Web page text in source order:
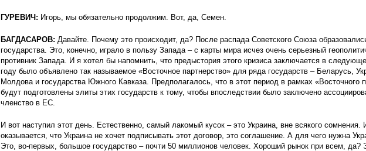
ГУРЕВИЧ: Игорь, мы обязательно продолжим. Вот, да, Семен.
БАГДАСАРОВ: Давайте. Почему это происходит, да? После распада Советского Союза
государства. Это, конечно, играло в пользу Запада – с карты мира исчез очень серьезный
противник Запада. И я хотел бы напомнить, что предыстория этого кризиса заключается в
году было объявлено так называемое «Восточное партнерство» для ряда государств – Беларусь,
Молдова и государства Южного Кавказа. Предполагалось, что в этот период в рамках «Восточного
будут подготовлены элиты этих государств к тому, чтобы впоследствии было заключено
членство в ЕС.
И вот наступил этот день. Естественно, самый лакомый кусок – это Украина, вне всякого сомнения.
оказывается, что Украина не хочет подписывать этот договор, это соглашение. А для чего нужна
Это, во-первых, большое государство – почти 50 миллионов человек. Хороший рынок при всем, да?